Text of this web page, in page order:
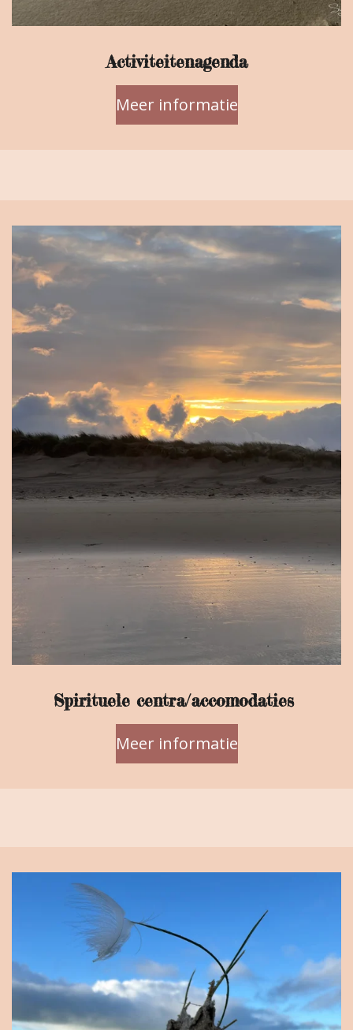
Activiteitenagenda
Meer informatie
Spirituele centra/accomodaties
Meer informatie